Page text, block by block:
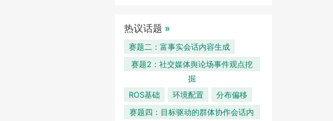
热议话题 »
赛题二：富事实会话内容生成
赛题2：社交媒体舆论场事件观点挖
掘
ROS基础
环境配置
分布偏移
赛题四：目标驱动的群体协作会话内